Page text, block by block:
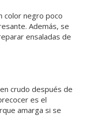
color negro poco
Además, se
ensaladas de
crudo después de
es el
amarga si se